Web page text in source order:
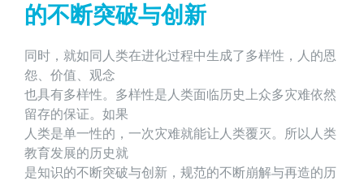
的不断突破与创新
同时，就如同人类在进化过程中生成了多样性，人的恩
怨、价值、观念
也具有多样性。多样性是人类面临历史上众多灾难依然
留存的保证。如果
人类是单一性的，一次灾难就能让人类覆灭。所以人类
教育发展的历史就
是知识的不断突破与创新，规范的不断崩解与再造的历